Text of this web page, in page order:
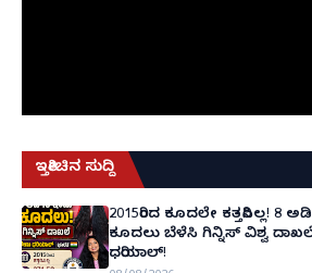
ಇತ್ತೀಚಿನ ಸುದ್ದಿ
2015ರಿಂದ ಕೂದಲೇ ಕತ್ತರಿಸಿಲ್ಲ! 8
ಕೂದಲು ಬೆಳೆಸಿ ಗಿನ್ನಿಸ್ ವಿಶ್ವ
ಧರಿಯಾಲ್!